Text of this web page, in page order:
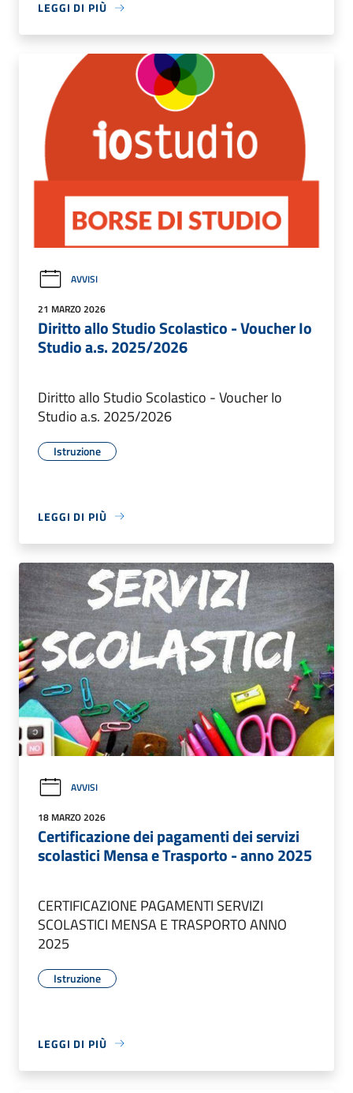
LEGGI DI PIÙ
AVVISI
21 MARZO 2026
Diritto allo Studio Scolastico - Voucher Io
Studio a.s. 2025/2026
Diritto allo Studio Scolastico - Voucher Io
Studio a.s. 2025/2026
Istruzione
LEGGI DI PIÙ
AVVISI
18 MARZO 2026
Certificazione dei pagamenti dei servizi
scolastici Mensa e Trasporto - anno 2025
CERTIFICAZIONE PAGAMENTI SERVIZI
SCOLASTICI MENSA E TRASPORTO ANNO
2025
Istruzione
LEGGI DI PIÙ